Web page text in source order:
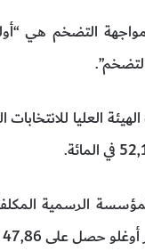
التضخم هي
العليا
الرسمية
على 47,86 في المائة.